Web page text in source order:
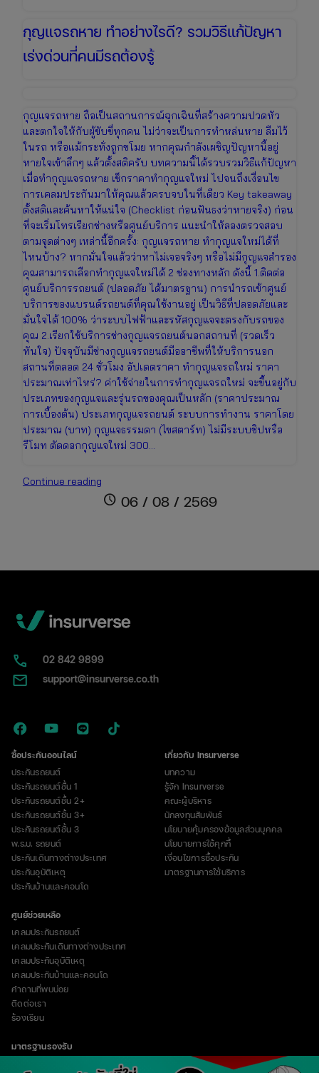
กุญแจรถหาย ทำอย่างไรดี? รวมวิธีแก้ปัญหา
เร่งด่วนที่คนมีรถต้องรู้
กุญแจรถหาย ถือเป็นสถานการณ์ฉุกเฉินที่สร้างความปวดหัว
และตกใจให้กับผู้ขับขี่ทุกคน ไม่ว่าจะเป็นการทำหล่นหาย ลืมไว้
ในรถ หรือแม้กระทั่งถูกขโมย หากคุณกำลังเผชิญปัญหานี้อยู่
หายใจเข้าลึกๆ แล้วตั้งสติครับ บทความนี้ได้รวบรวมวิธีแก้ปัญหา
เมื่อทำกุญแจรถหาย เช็กราคาทำกุญแจใหม่ ไปจนถึงเงื่อนไข
การเคลมประกันมาให้คุณแล้วครบจบในที่เดียว Key takeaway
ตั้งสติและค้นหาให้แน่ใจ (Checklist ก่อนฟันธงว่าหายจริง) ก่อน
ที่จะเริ่มโทรเรียกช่างหรือศูนย์บริการ แนะนำให้ลองตรวจสอบ
ตามจุดต่างๆ เหล่านี้อีกครั้ง: กุญแจรถหาย ทำกุญแจใหม่ได้ที่
ไหนบ้าง? หากมั่นใจแล้วว่าหาไม่เจอจริงๆ หรือไม่มีกุญแจสำรอง
คุณสามารถเลือกทำกุญแจใหม่ได้ 2 ช่องทางหลัก ดังนี้ 1.ติดต่อ
ศูนย์บริการรถยนต์ (ปลอดภัย ได้มาตรฐาน) การนำรถเข้าศูนย์
บริการของแบรนด์รถยนต์ที่คุณใช้งานอยู่ เป็นวิธีที่ปลอดภัยและ
มั่นใจได้ 100% ว่าระบบไฟฟ้าและรหัสกุญแจจะตรงกับรถของ
คุณ 2.เรียกใช้บริการช่างกุญแจรถยนต์นอกสถานที่ (รวดเร็ว
ทันใจ) ปัจจุบันมีช่างกุญแจรถยนต์มืออาชีพที่ให้บริการนอก
สถานที่ตลอด 24 ชั่วโมง อัปเดตราคา ทำกุญแจรถใหม่ ราคา
ประมาณเท่าไหร่? ค่าใช้จ่ายในการทำกุญแจรถใหม่ จะขึ้นอยู่กับ
ประเภทของกุญแจและรุ่นรถของคุณเป็นหลัก (ราคาประมาณ
การเบื้องต้น) ประเภทกุญแจรถยนต์ ระบบการทำงาน ราคาโดย
ประมาณ (บาท) กุญแจธรรมดา (ไขสตาร์ท) ไม่มีระบบชิปหรือ
รีโมท ตัดดอกกุญแจใหม่ 300…
Continue reading
รถ
รวม
ปัญหา
ด่วน
คน
ต้อง
schedule 06 / 08 / 2569
02​ 842 9899
support@insurverse.co.th
ซื้อประกันออนไลน์
ประกันรถยนต์
ประกันรถยนต์ชั้น 1
ประกันรถยนต์ชั้น 2+
ประกันรถยนต์ชั้น 3+
ประกันรถยนต์ชั้น 3
พ.ร.บ. รถยนต์
ประกันเดินทางต่างประเทศ
ประกันอุบัติเหตุ
ประกันบ้านและคอนโด
เกี่ยวกับ Insurverse
บทความ
รู้จัก Insurverse
คณะผู้บริหาร
นักลงทุนสัมพันธ์
นโยบายคุ้มครองข้อมูลส่วนบุคคล
นโยบายการใช้คุกกี้
เงื่อนไขการซื้อประกัน
มาตรฐานการใช้บริการ
ศูนย์ช่วยเหลือ
เคลมประกันรถยนต์
เคลมประกันเดินทางต่างประเทศ
เคลมประกันอุบัติเหตุ
เคลมประกันบ้านและคอนโด
คำถามที่พบบ่อย
ติดต่อเรา
ร้องเรียน
มาตรฐานรองรับ